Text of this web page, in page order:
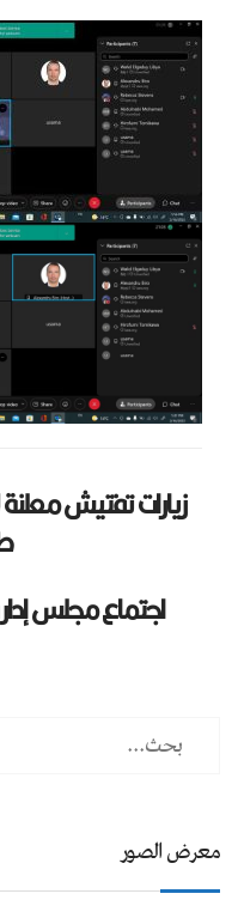
زيارات تفتيش
اجتماع مجلس
معرض الصور